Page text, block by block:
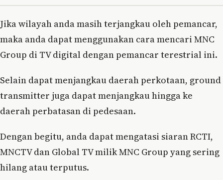
Jika wilayah anda masih terjangkau oleh pemancar,
maka anda dapat menggunakan cara mencari MNC
Group di TV digital dengan pemancar terestrial ini.
Selain dapat menjangkau daerah perkotaan, ground
transmitter juga dapat menjangkau hingga ke
daerah perbatasan di pedesaan.
Dengan begitu, anda dapat mengatasi siaran RCTI,
MNCTV dan Global TV milik MNC Group yang sering
hilang atau terputus.